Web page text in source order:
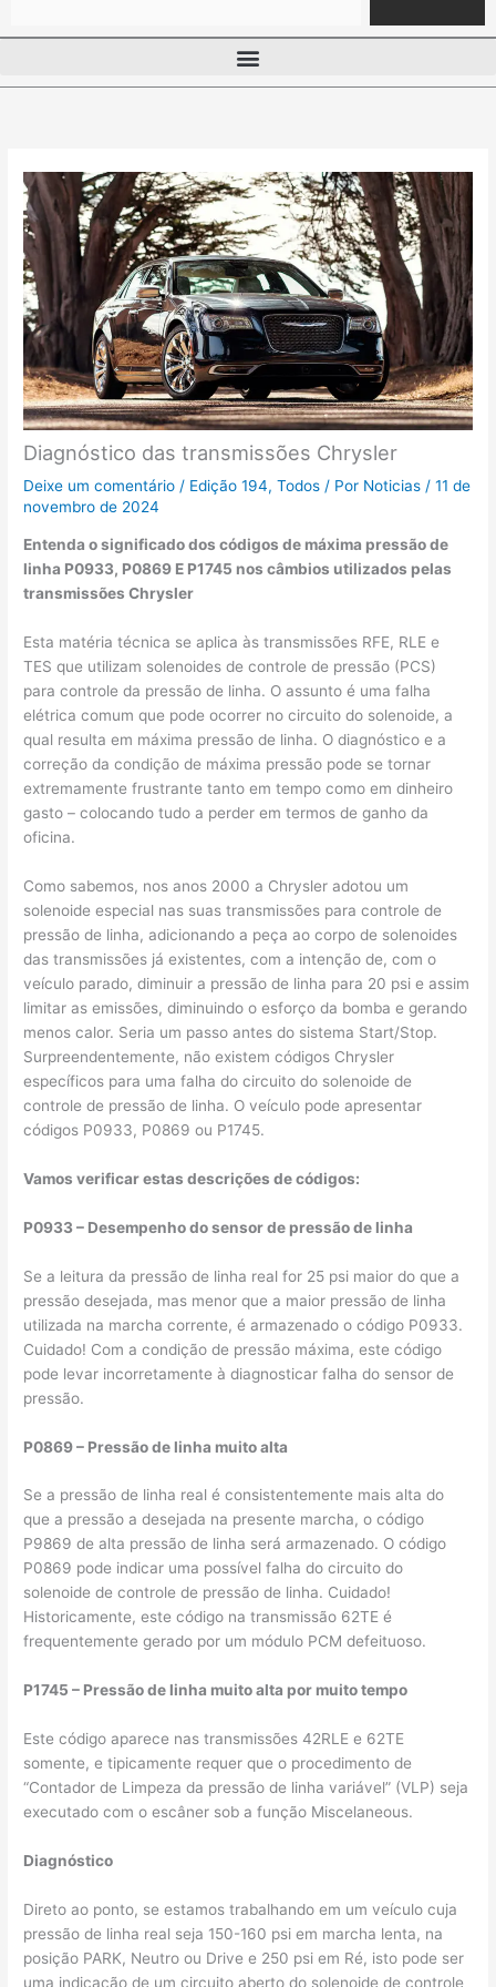
Diagnóstico das transmissões Chrysler
Deixe um comentário / Edição 194,Todos / Por Noticias /11 de
novembro de 2024
Entenda o significado dos códigos de máxima pressão de
linha P0933, P0869 E P1745 nos câmbios utilizados pelas
transmissões Chrysler
Esta matéria técnica se aplica às transmissões RFE, RLE e
TES que utilizam solenoides de controle de pressão (PCS)
para controle da pressão de linha. O assunto é uma falha
elétrica comum que pode ocorrer no circuito do solenoide, a
qual resulta em máxima pressão de linha. O diagnóstico e a
correção da condição de máxima pressão pode se tornar
extremamente frustrante tanto em tempo como em dinheiro
gasto – colocando tudo a perder em termos de ganho da
oficina.
Como sabemos, nos anos 2000 a Chrysler adotou um
solenoide especial nas suas transmissões para controle de
pressão de linha, adicionando a peça ao corpo de solenoides
das transmissões já existentes, com a intenção de, com o
veículo parado, diminuir a pressão de linha para 20 psi e assim
limitar as emissões, diminuindo o esforço da bomba e gerando
menos calor. Seria um passo antes do sistema Start/Stop.
Surpreendentemente, não existem códigos Chrysler
específicos para uma falha do circuito do solenoide de
controle de pressão de linha. O veículo pode apresentar
códigos P0933, P0869 ou P1745.
Vamos verificar estas descrições de códigos:
P0933 – Desempenho do sensor de pressão de linha
Se a leitura da pressão de linha real for 25 psi maior do que a
pressão desejada, mas menor que a maior pressão de linha
utilizada na marcha corrente, é armazenado o código P0933.
Cuidado! Com a condição de pressão máxima, este código
pode levar incorretamente à diagnosticar falha do sensor de
pressão.
P0869 – Pressão de linha muito alta
Se a pressão de linha real é consistentemente mais alta do
que a pressão a desejada na presente marcha, o código
P9869 de alta pressão de linha será armazenado. O código
P0869 pode indicar uma possível falha do circuito do
solenoide de controle de pressão de linha. Cuidado!
Historicamente, este código na transmissão 62TE é
frequentemente gerado por um módulo PCM defeituoso.
P1745 – Pressão de linha muito alta por muito tempo
Este código aparece nas transmissões 42RLE e 62TE
somente, e tipicamente requer que o procedimento de
“Contador de Limpeza da pressão de linha variável” (VLP) seja
executado com o escâner sob a função Miscelaneous.
Diagnóstico
Direto ao ponto, se estamos trabalhando em um veículo cuja
pressão de linha real seja 150-160 psi em marcha lenta, na
posição PARK, Neutro ou Drive e 250 psi em Ré, isto pode ser
uma indicação de um circuito aberto do solenoide de controle